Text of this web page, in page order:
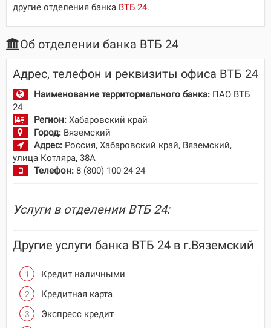
другие отделения банка ВТБ 24.
Об отделении банка ВТБ 24
Адрес, телефон и реквизиты офиса ВТБ 24
Наименование территориального банка: ПАО ВТБ
24
Регион: Хабаровский край
Город: Вяземский
Адрес: Россия, Хабаровский край, Вяземский,
улица Котляра, 38А
Телефон: 8 (800) 100-24-24
Услуги в отделении ВТБ 24:
Другие услуги банка ВТБ 24 в г.Вяземский
Кредит наличными
Кредитная карта
Экспресс кредит